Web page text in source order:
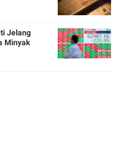
Jelang
Minyak